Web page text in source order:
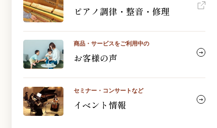
ピアノ調律・整音・修理
商品・サービスをご利用中の
お客様の声
セミナー・コンサートなど
イベント情報